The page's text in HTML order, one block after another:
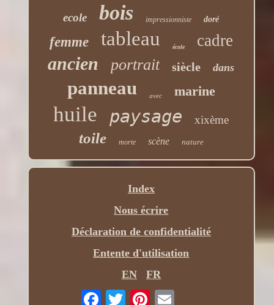
ecole bois impressionniste doré
femme tableau école cadre
ancien portrait siècle dans
panneau avec marine
huile paysage xixème
toile morte scène nature
Index
Nous écrire
Déclaration de confidentialité
Entente d'utilisation
EN
FR